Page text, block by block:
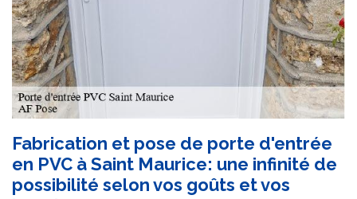
Fabrication et pose de porte d'entrée
en PVC à Saint Maurice: une infinité de
possibilité selon vos goûts et vos